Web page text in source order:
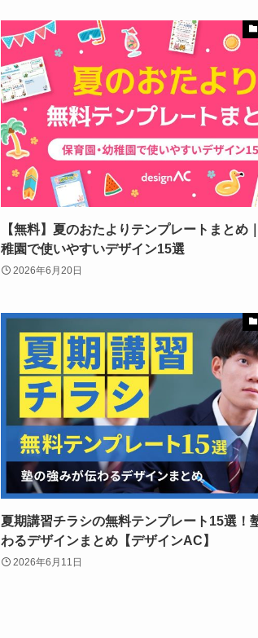
【無料】夏のおたよりテンプレートまとめ
稚園で使いやすいデザイン15選
2026年6月20日
夏期講習チラシの無料テンプレート15選！
わるデザインまとめ【デザインAC】
2026年6月11日